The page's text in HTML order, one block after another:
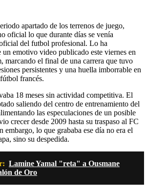
apartado de los terrenos de juego,
oficial lo que durante días se venía
del futbol profesional. Lo ha
un emotivo video publicado este viernes en
marcando el final de una carrera que tuvo
persistentes y una huella imborrable en
francés.
18 meses sin actividad competitiva. El
saliendo del centro de entrenamiento del
las especulaciones de un posible
crecer desde 2009 hasta su traspaso al FC
embargo, lo que grababa ese día no era el
sino su despedida.
Lamine Yamal "reta" a Ousmane
de Oro